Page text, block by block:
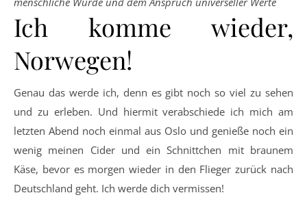
Ich komme wieder,
Norwegen!
Genau das werde ich, denn es gibt noch so viel zu sehen
und zu erleben. Und hiermit verabschiede ich mich am
letzten Abend noch einmal aus Oslo und genieße noch ein
wenig meinen Cider und ein Schnittchen mit braunem
Käse, bevor es morgen wieder in den Flieger zurück nach
Deutschland geht. Ich werde dich vermissen!